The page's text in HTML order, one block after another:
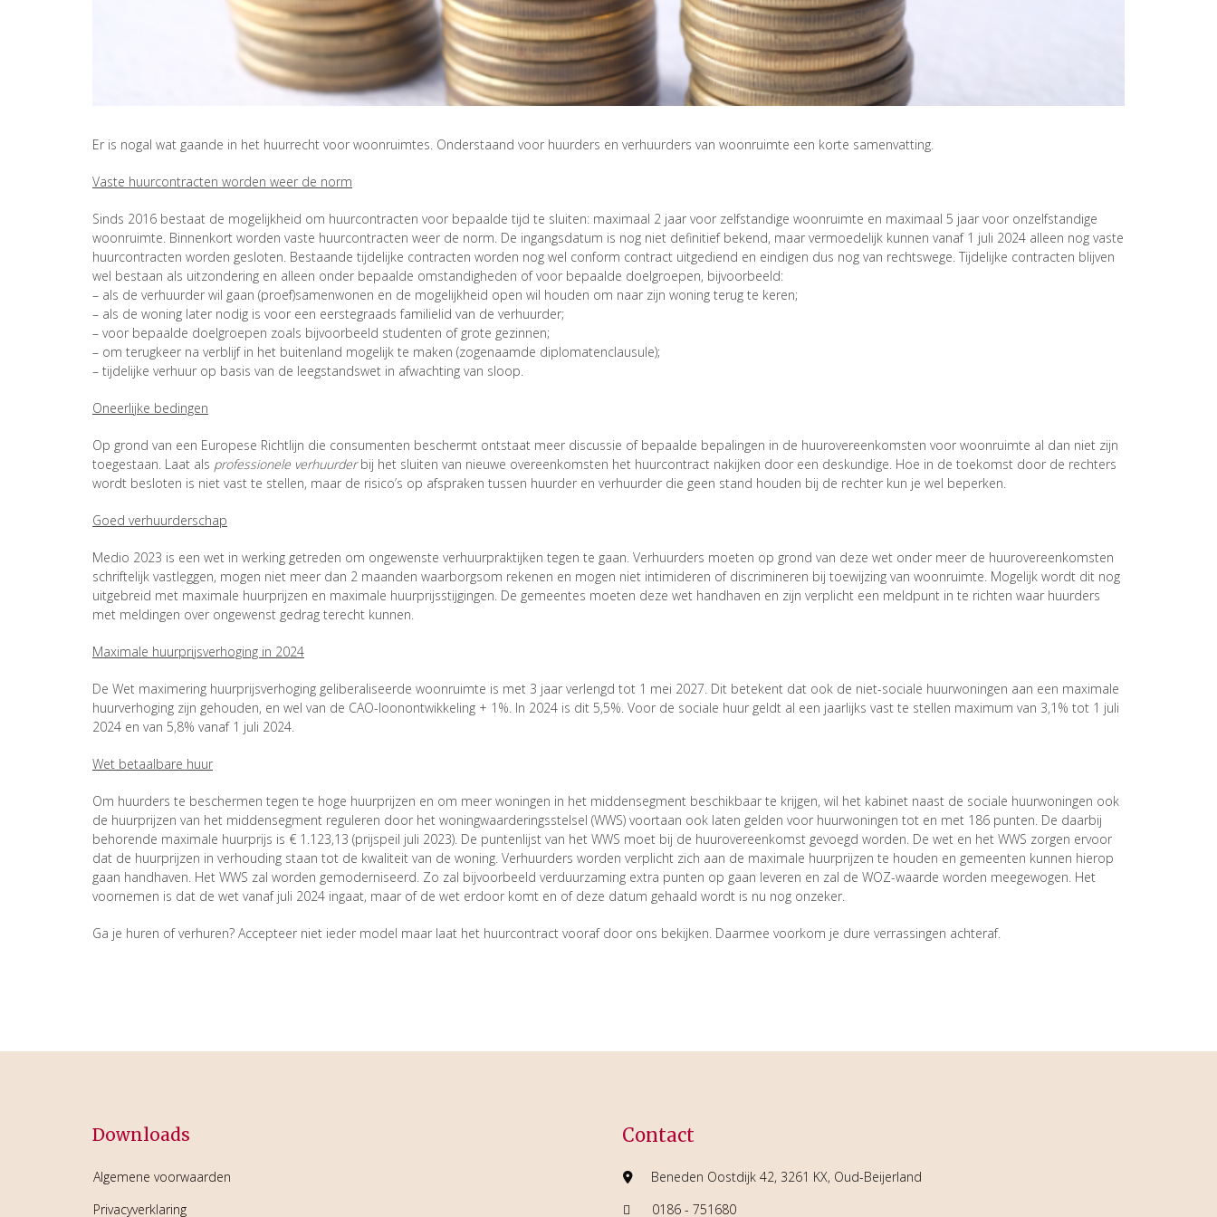
Er is nogal wat gaande in het huurrecht voor woonruimtes. Onderstaand voor huurders en verhuurders van woonruimte een korte samenvatting.
Vaste huurcontracten worden weer de norm
Sinds 2016 bestaat de mogelijkheid om huurcontracten voor bepaalde tijd te sluiten: maximaal 2 jaar voor zelfstandige woonruimte en maximaal 5 jaar voor onzelfstandige
woonruimte. Binnenkort worden vaste huurcontracten weer de norm. De ingangsdatum is nog niet definitief bekend, maar vermoedelijk kunnen vanaf 1 juli 2024 alleen nog vaste
huurcontracten worden gesloten. Bestaande tijdelijke contracten worden nog wel conform contract uitgediend en eindigen dus nog van rechtswege. Tijdelijke contracten blijven
wel bestaan als uitzondering en alleen onder bepaalde omstandigheden of voor bepaalde doelgroepen, bijvoorbeeld:
– als de verhuurder wil gaan (proef)samenwonen en de mogelijkheid open wil houden om naar zijn woning terug te keren;
– als de woning later nodig is voor een eerstegraads familielid van de verhuurder;
– voor bepaalde doelgroepen zoals bijvoorbeeld studenten of grote gezinnen;
– om terugkeer na verblijf in het buitenland mogelijk te maken (zogenaamde diplomatenclausule);
– tijdelijke verhuur op basis van de leegstandswet in afwachting van sloop.
Oneerlijke bedingen
Op grond van een Europese Richtlijn die consumenten beschermt ontstaat meer discussie of bepaalde bepalingen in de huurovereenkomsten voor woonruimte al dan niet zijn
toegestaan. Laat als professionele verhuurderbij het sluiten van nieuwe overeenkomsten het huurcontract nakijken door een deskundige. Hoe in de toekomst door de rechters
wordt besloten is niet vast te stellen, maar de risico’s op afspraken tussen huurder en verhuurder die geen stand houden bij de rechter kun je wel beperken.
Goed verhuurderschap
Medio 2023 is een wet in werking getreden om ongewenste verhuurpraktijken tegen te gaan. Verhuurders moeten op grond van deze wet onder meer de huurovereenkomsten
schriftelijk vastleggen, mogen niet meer dan 2 maanden waarborgsom rekenen en mogen niet intimideren of discrimineren bij toewijzing van woonruimte. Mogelijk wordt dit nog
uitgebreid met maximale huurprijzen en maximale huurprijsstijgingen. De gemeentes moeten deze wet handhaven en zijn verplicht een meldpunt in te richten waar huurders
met meldingen over ongewenst gedrag terecht kunnen.
Maximale huurprijsverhoging in 2024
De Wet maximering huurprijsverhoging geliberaliseerde woonruimte is met 3 jaar verlengd tot 1 mei 2027. Dit betekent dat ook de niet-sociale huurwoningen aan een maximale
huurverhoging zijn gehouden, en wel van de CAO-loonontwikkeling + 1%. In 2024 is dit 5,5%. Voor de sociale huur geldt al een jaarlijks vast te stellen maximum van 3,1% tot 1 juli
2024 en van 5,8% vanaf 1 juli 2024.
Wet betaalbare huur
Om huurders te beschermen tegen te hoge huurprijzen en om meer woningen in het middensegment beschikbaar te krijgen, wil het kabinet naast de sociale huurwoningen ook
de huurprijzen van het middensegment reguleren door het woningwaarderingsstelsel (WWS) voortaan ook laten gelden voor huurwoningen tot en met 186 punten. De daarbij
behorende maximale huurprijs is € 1.123,13 (prijspeil juli 2023). De puntenlijst van het WWS moet bij de huurovereenkomst gevoegd worden. De wet en het WWS zorgen ervoor
dat de huurprijzen in verhouding staan tot de kwaliteit van de woning. Verhuurders worden verplicht zich aan de maximale huurprijzen te houden en gemeenten kunnen hierop
gaan handhaven. Het WWS zal worden gemoderniseerd. Zo zal bijvoorbeeld verduurzaming extra punten op gaan leveren en zal de WOZ-waarde worden meegewogen. Het
voornemen is dat de wet vanaf juli 2024 ingaat, maar of de wet erdoor komt en of deze datum gehaald wordt is nu nog onzeker.
Ga je huren of verhuren? Accepteer niet ieder model maar laat het huurcontract vooraf door ons bekijken. Daarmee voorkom je dure verrassingen achteraf.
Downloads
Algemene voorwaarden
Privacyverklaring
Contact
Beneden Oostdijk 42, 3261 KX, Oud-Beijerland
0186 - 751680